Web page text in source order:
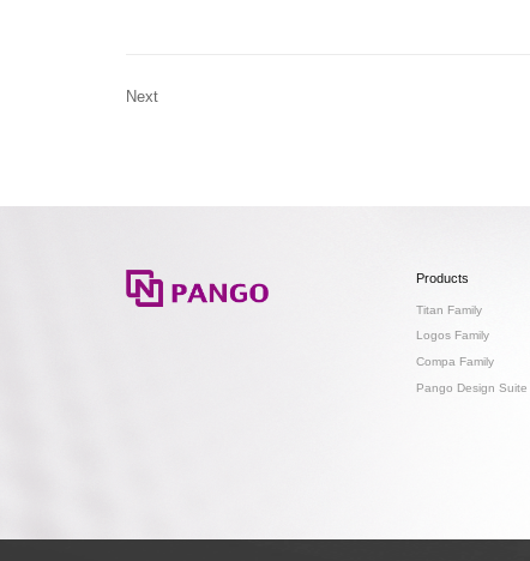
Next
Products
Titan Family
Logos Family
Compa Family
Pango Design Suite